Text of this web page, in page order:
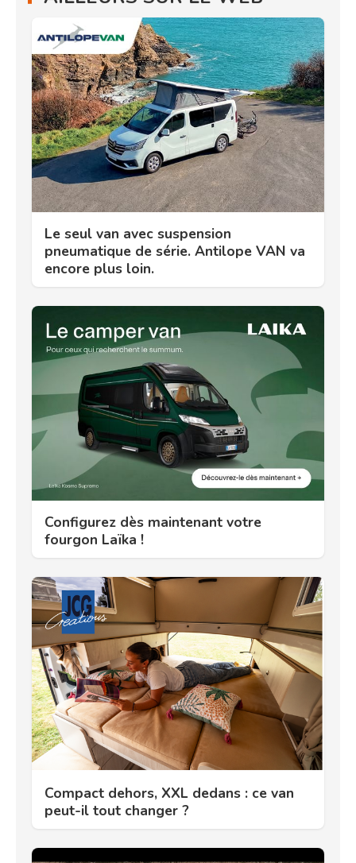
Le seul van avec suspension
pneumatique de série. Antilope VAN va
encore plus loin.
Configurez dès maintenant votre
fourgon Laïka !
Compact dehors, XXL dedans : ce van
peut-il tout changer ?